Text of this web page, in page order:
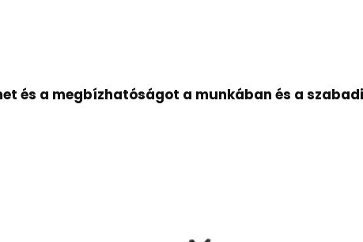
és a megbízhatóságot a munkában és a